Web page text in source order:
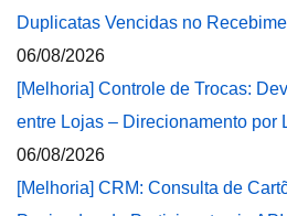
Duplicatas Vencidas no
06/08/2026
[Melhoria] Controle de Trocas:
entre Lojas – Direcionamento por
06/08/2026
[Melhoria] CRM: Consulta de